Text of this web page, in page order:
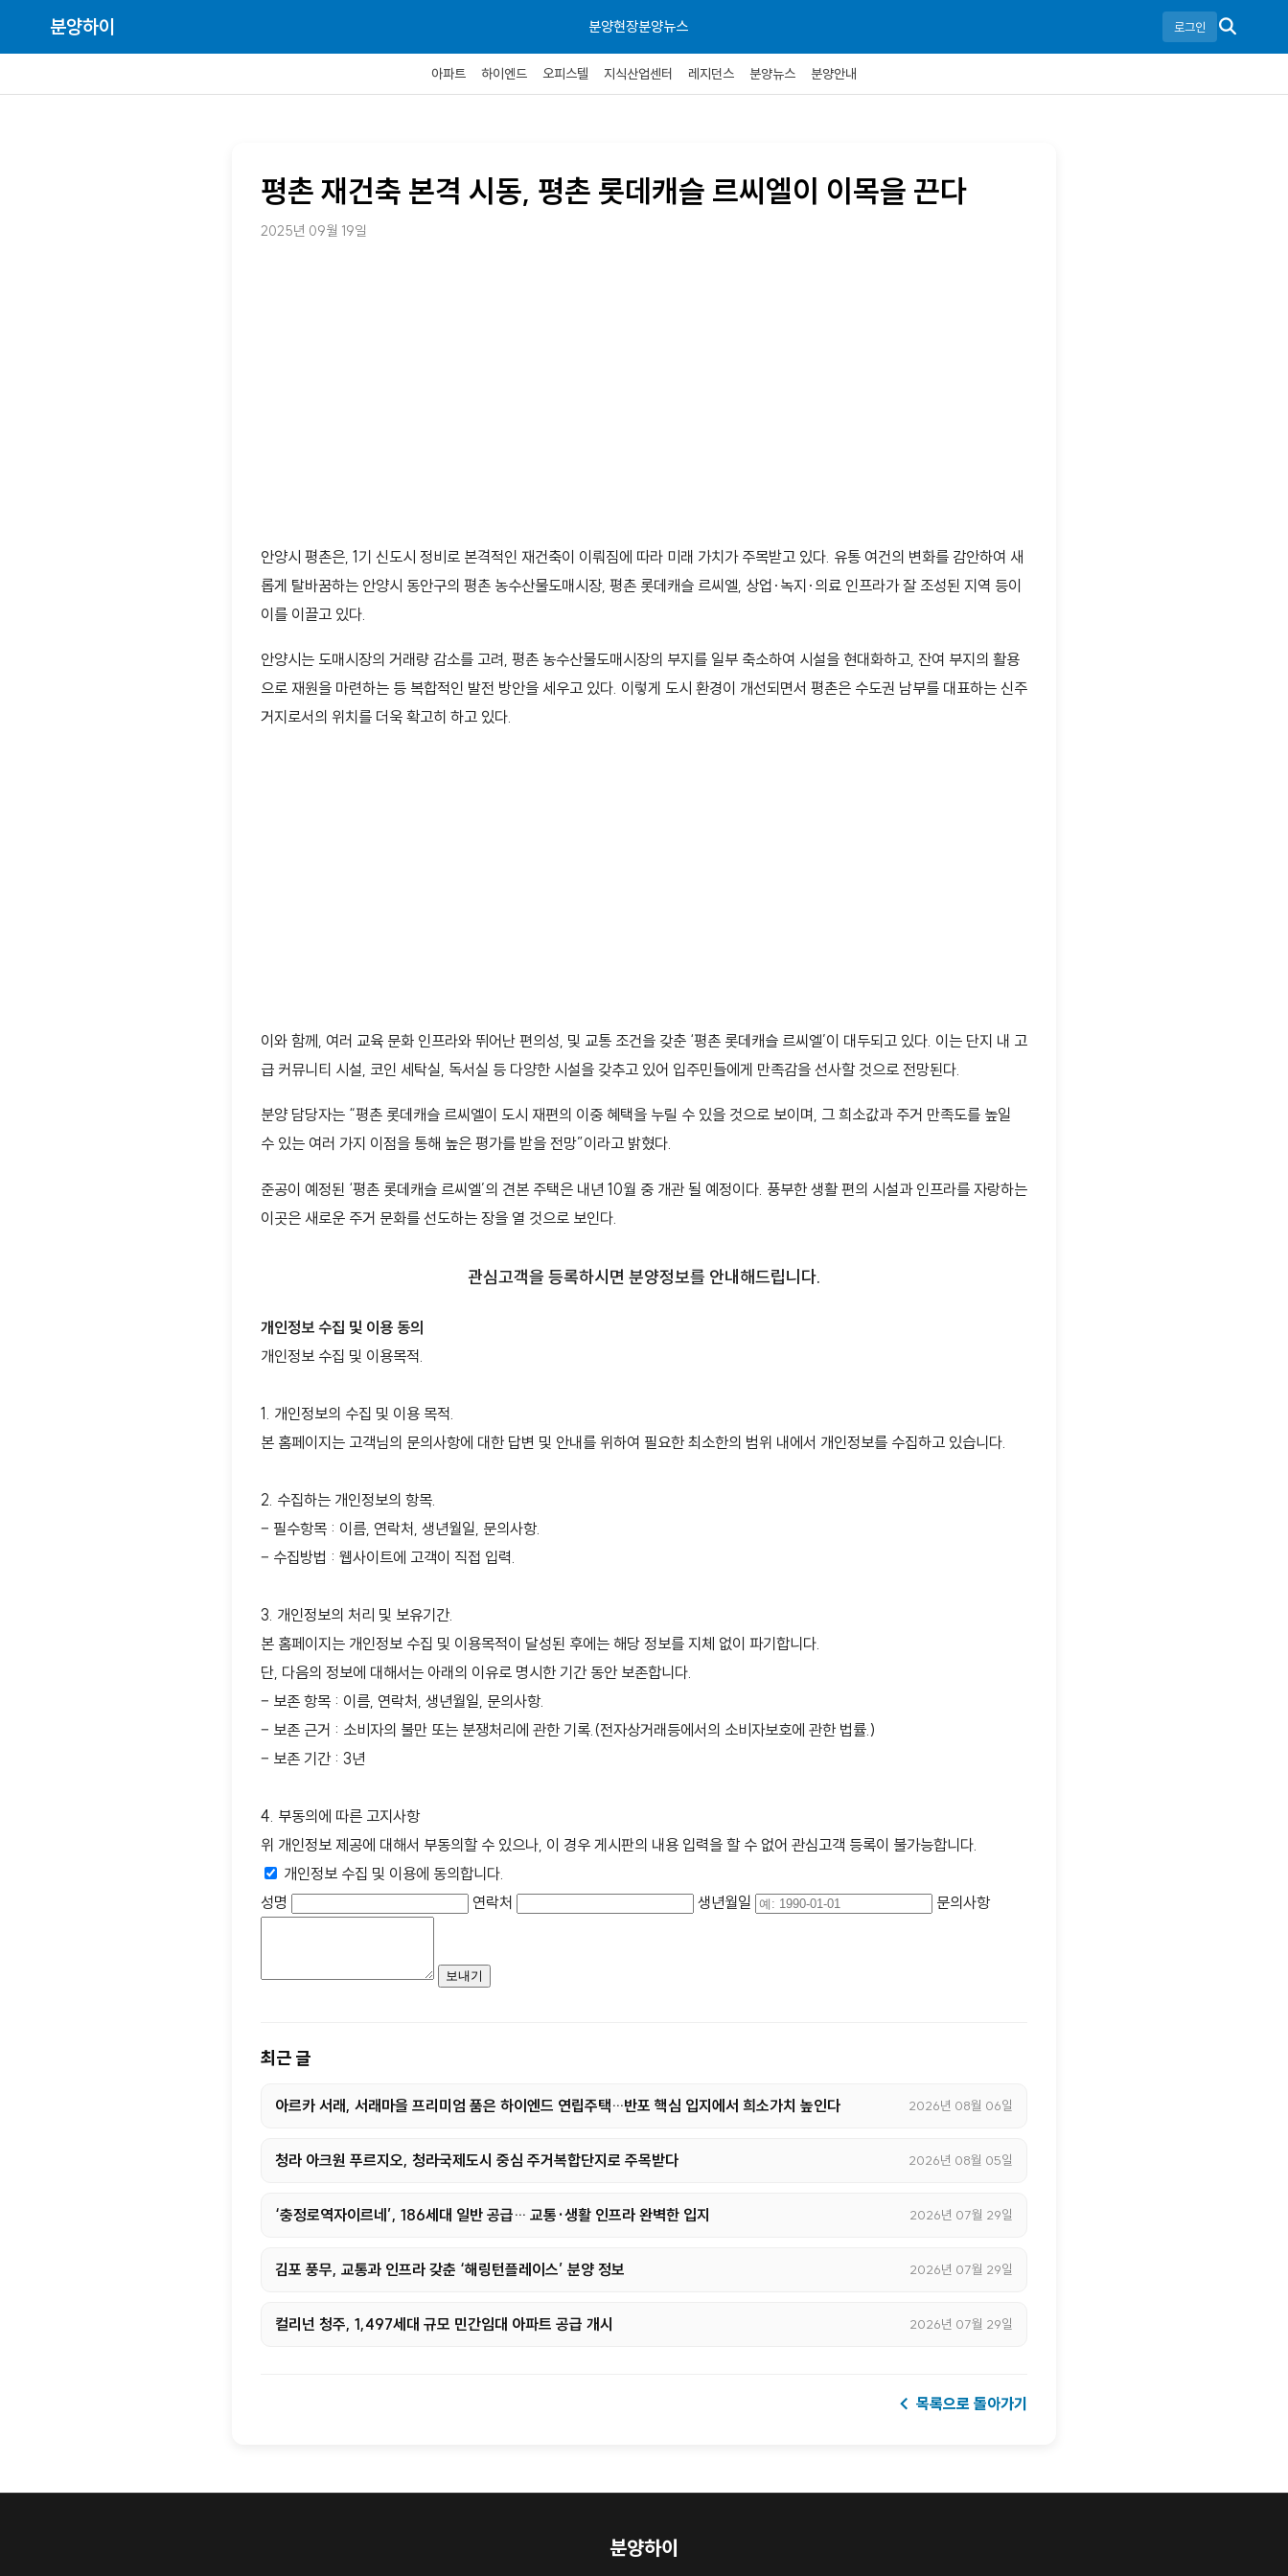
분양하이 분양현장분양뉴스 로그인
아파트 하이엔드 오피스텔 지식산업센터 레지던스 분양뉴스 분양안내
평촌 재건축 본격 시동, 평촌 롯데캐슬 르씨엘이 이목을 끈다
2025년 09월 19일
안양시 평촌은, 1기 신도시 정비로 본격적인 재건축이 이뤄짐에 따라 미래 가치가 주목받고 있다. 유통 여건의 변화를 감안하여 새
롭게 탈바꿈하는 안양시 동안구의 평촌 농수산물도매시장, 평촌 롯데캐슬 르씨엘, 상업·녹지·의료 인프라가 잘 조성된 지역 등이
이를 이끌고 있다.
안양시는 도매시장의 거래량 감소를 고려, 평촌 농수산물도매시장의 부지를 일부 축소하여 시설을 현대화하고, 잔여 부지의 활용
으로 재원을 마련하는 등 복합적인 발전 방안을 세우고 있다. 이렇게 도시 환경이 개선되면서 평촌은 수도권 남부를 대표하는 신주
거지로서의 위치를 더욱 확고히 하고 있다.
이와 함께, 여러 교육 문화 인프라와 뛰어난 편의성, 및 교통 조건을 갖춘 ‘평촌 롯데캐슬 르씨엘’이 대두되고 있다. 이는 단지 내 고
급 커뮤니티 시설, 코인 세탁실, 독서실 등 다양한 시설을 갖추고 있어 입주민들에게 만족감을 선사할 것으로 전망된다.
분양 담당자는 “평촌 롯데캐슬 르씨엘이 도시 재편의 이중 혜택을 누릴 수 있을 것으로 보이며, 그 희소값과 주거 만족도를 높일
수 있는 여러 가지 이점을 통해 높은 평가를 받을 전망”이라고 밝혔다.
준공이 예정된 ‘평촌 롯데캐슬 르씨엘’의 견본 주택은 내년 10월 중 개관 될 예정이다. 풍부한 생활 편의 시설과 인프라를 자랑하는
이곳은 새로운 주거 문화를 선도하는 장을 열 것으로 보인다.
관심고객을 등록하시면 분양정보를 안내해드립니다.
개인정보 수집 및 이용 동의
개인정보 수집 및 이용목적.
1. 개인정보의 수집 및 이용 목적.
본 홈페이지는 고객님의 문의사항에 대한 답변 및 안내를 위하여 필요한 최소한의 범위 내에서 개인정보를 수집하고 있습니다.
2. 수집하는 개인정보의 항목.
– 필수항목 : 이름, 연락처, 생년월일, 문의사항.
– 수집방법 : 웹사이트에 고객이 직접 입력.
3. 개인정보의 처리 및 보유기간.
본 홈페이지는 개인정보 수집 및 이용목적이 달성된 후에는 해당 정보를 지체 없이 파기합니다.
단, 다음의 정보에 대해서는 아래의 이유로 명시한 기간 동안 보존합니다.
– 보존 항목 : 이름, 연락처, 생년월일, 문의사항.
– 보존 근거 : 소비자의 불만 또는 분쟁처리에 관한 기록.(전자상거래등에서의 소비자보호에 관한 법률.)
– 보존 기간 : 3년
4. 부동의에 따른 고지사항
위 개인정보 제공에 대해서 부동의할 수 있으나, 이 경우 게시판의 내용 입력을 할 수 없어 관심고객 등록이 불가능합니다.
개인정보 수집 및 이용에 동의합니다.
성명
연락처 생년월일 문의사항
최근 글
아르카 서래, 서래마을 프리미엄 품은 하이엔드 연립주택…반포 핵심 입지에서 희소가치 높인다 2026년 08월 06일
청라 아크원 푸르지오, 청라국제도시 중심 주거복합단지로 주목받다 2026년 08월 05일
‘충정로역자이르네’, 186세대 일반 공급… 교통·생활 인프라 완벽한 입지 2026년 07월 29일
김포 풍무, 교통과 인프라 갖춘 ‘해링턴플레이스’ 분양 정보 2026년 07월 29일
컬리넌 청주, 1,497세대 규모 민간임대 아파트 공급 개시 2026년 07월 29일
← 목록으로 돌아가기
분양하이